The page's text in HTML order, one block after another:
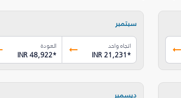
سبتمبر
اتجاه واحد
INR 21,231*
العودة
INR 48,922*
ديسمبر